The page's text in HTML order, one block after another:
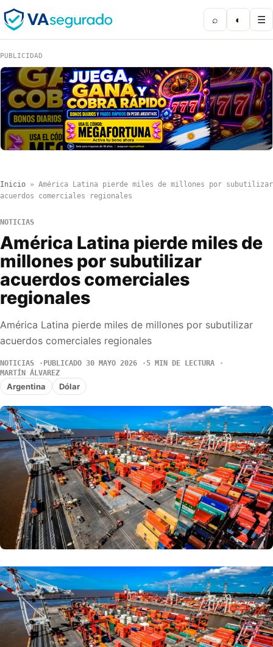
⌕ ◐ ☰
PUBLICIDAD
Inicio » América Latina pierde miles de millones por subutilizar
acuerdos comerciales regionales
NOTICIAS
América Latina pierde miles de
millones por subutilizar
acuerdos comerciales
regionales
América Latina pierde miles de millones por subutilizar
acuerdos comerciales regionales
NOTICIAS PUBLICADO 30 MAYO 2026
5 MIN DE LECTURA
MARTÍN ÁLVAREZ
Argentina Dólar